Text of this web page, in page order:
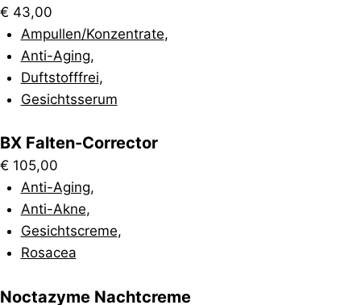
€ 43,00
Ampullen/Konzentrate,
Anti-Aging,
Duftstofffrei,
Gesichtsserum
BX Falten-Corrector
€ 105,00
Anti-Aging,
Anti-Akne,
Gesichtscreme,
Rosacea
Noctazyme Nachtcreme